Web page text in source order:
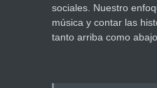
sociales. Nuestro
música y contar las
tanto arriba como